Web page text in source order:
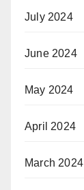
July 2024
June 2024
May 2024
April 2024
March 2024